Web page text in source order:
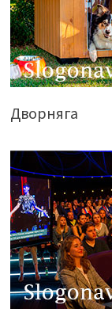
Дворняга